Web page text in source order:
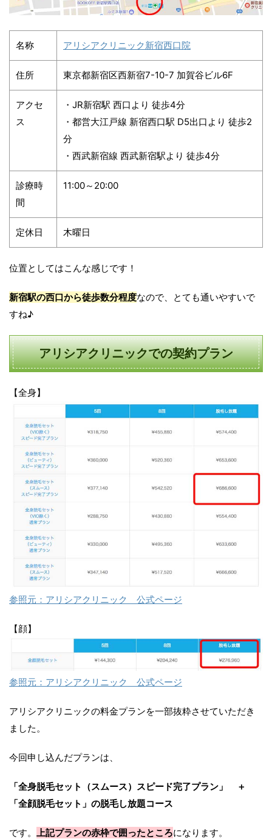
名称 アリシアクリニック新宿西口院
住所 東京都新宿区西新宿7-10-7 加賀谷ビル6F
アクセ
ス
・JR新宿駅 西口より 徒歩4分
・都営大江戸線 新宿西口駅 D5出口より 徒歩2
分
・西武新宿線 西武新宿駅より 徒歩4分
診療時
間
11:00～20:00
定休日 木曜日
位置としてはこんな感じです！
新宿駅の西口から徒歩数分程度なので、とても通いやすいで
すね♪
アリシアクリニックでの契約プラン
【全身】
参照元：アリシアクリニック 公式ページ
【顔】
参照元：アリシアクリニック 公式ページ
アリシアクリニックの料金プランを一部抜粋させていただき
ました。
今回申し込んだプランは、
「全身脱毛セット（スムース）スピード完了プラン」 ＋
「全顔脱毛セット」の脱毛し放題コース
です。 上記プランの赤枠で囲ったところになります。